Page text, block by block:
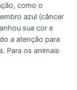
como o
azul (câncer
sua cor e
a atenção para
Para os animais